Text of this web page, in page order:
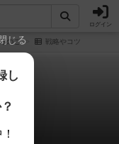
ログイン
のご 戦略やコツ
じる
し